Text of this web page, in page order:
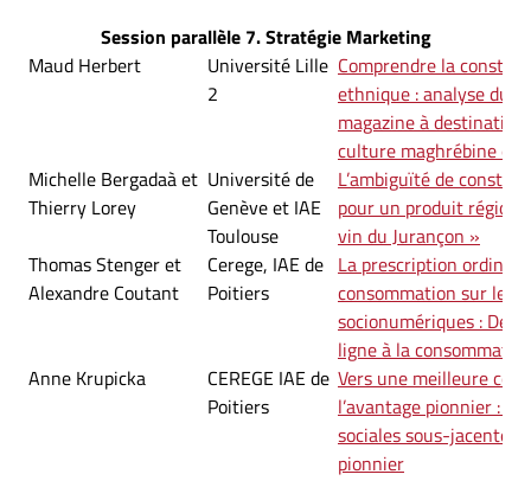
Session parallèle 7. Stratégie Marketing
Maud Herbert
Université Lille
2
Comprendre la
ethnique : analyse du
magazine à destination
culture maghrébine en
Michelle Bergadaà et
Thierry Lorey
Université de
Genève et IAE
Toulouse
L’ambiguïté de
pour un produit
vin du Jurançon »
Thomas Stenger et
Alexandre Coutant
Cerege, IAE de
Poitiers
La prescription
consommation sur les
socionumériques : De
ligne à la
Anne Krupicka
CEREGE IAE de
Poitiers
Vers une meilleure
l’avantage pionnier :
sociales sous-jacentes
pionnier